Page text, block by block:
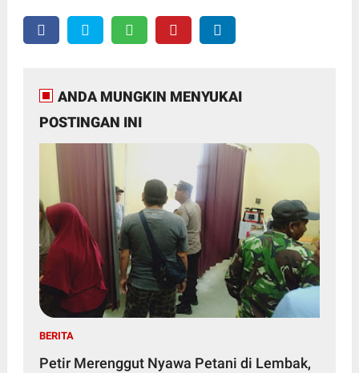
ANDA MUNGKIN MENYUKAI
POSTINGAN INI
BERITA
Petir Merenggut Nyawa Petani di Lembak,